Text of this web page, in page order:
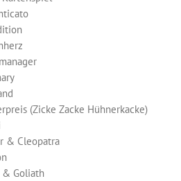
(Zicke Zacke Hühnerkacke)
& Cleopatra
& Goliath